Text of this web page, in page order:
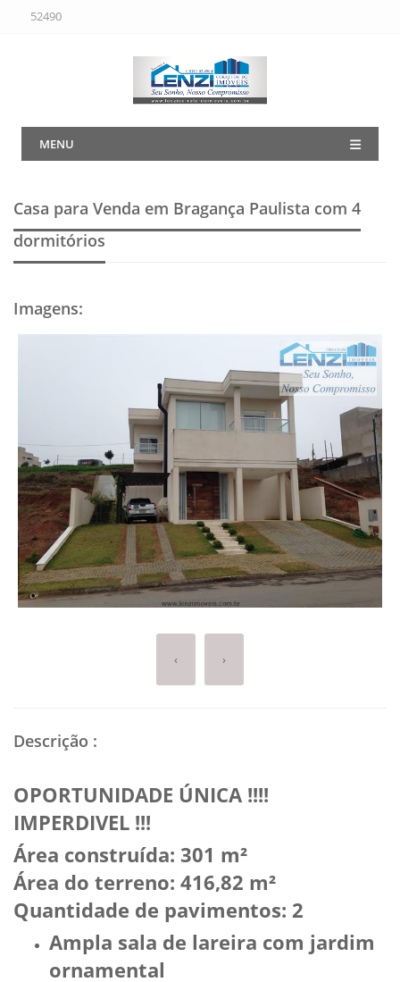
52490
MENU
Casa para Venda em Bragança Paulista com 4
dormitórios
Imagens:
‹ ›
Descrição :
OPORTUNIDADE ÚNICA !!!!
IMPERDIVEL !!!
Área construída: 301 m²
Área do terreno: 416,82 m²
Quantidade de pavimentos: 2
Ampla sala de lareira com jardim
ornamental